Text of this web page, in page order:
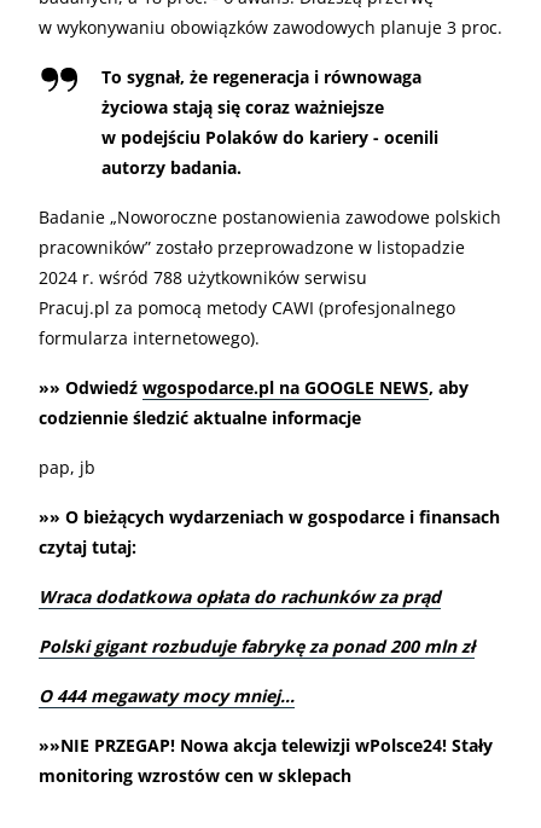
w wykonywaniu obowiązków zawodowych planuje 3 proc.
To sygnał, że regeneracja i równowaga
życiowa stają się coraz ważniejsze
w podejściu Polaków do kariery - ocenili
autorzy badania.
Badanie „Noworoczne postanowienia zawodowe polskich
pracowników” zostało przeprowadzone w listopadzie
2024 r. wśród 788 użytkowników serwisu
Pracuj.pl za pomocą metody CAWI (profesjonalnego
formularza internetowego).
»» Odwiedź wgospodarce.pl na GOOGLE NEWS, aby
codziennie śledzić aktualne informacje
pap, jb
»» O bieżących wydarzeniach w gospodarce i finansach
czytaj tutaj:
Wraca dodatkowa opłata do rachunków za prąd
Polski gigant rozbuduje fabrykę za ponad 200 mln zł
O 444 megawaty mocy mniej…
»»NIE PRZEGAP! Nowa akcja telewizji wPolsce24! Stały
monitoring wzrostów cen w sklepach